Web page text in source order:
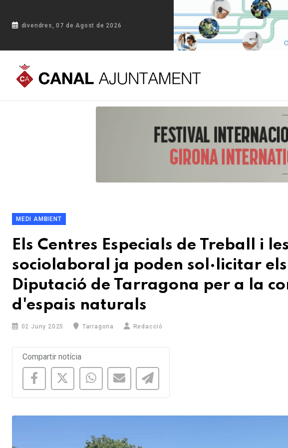
divendres, 07 de Agost de 2026
Portada Blog Els Centres Especials de Treball i les empreses d'inserció
MEDI AMBIENT
Els Centres Especials de Treball i
sociolaboral ja poden sol·licitar
Diputació de Tarragona per a la
d'espais naturals
02 Juny 2025 Tarragona Redacció
Compartir notícia